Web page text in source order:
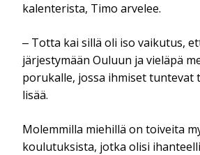
kalenterista, Timo arvelee.
‒ Totta kai sillä oli iso vaikutus,
järjestymään Ouluun ja vieläpä
porukalle, jossa ihmiset tuntevat
lisää.
Molemmilla miehillä on toiveita
koulutuksista, jotka olisi